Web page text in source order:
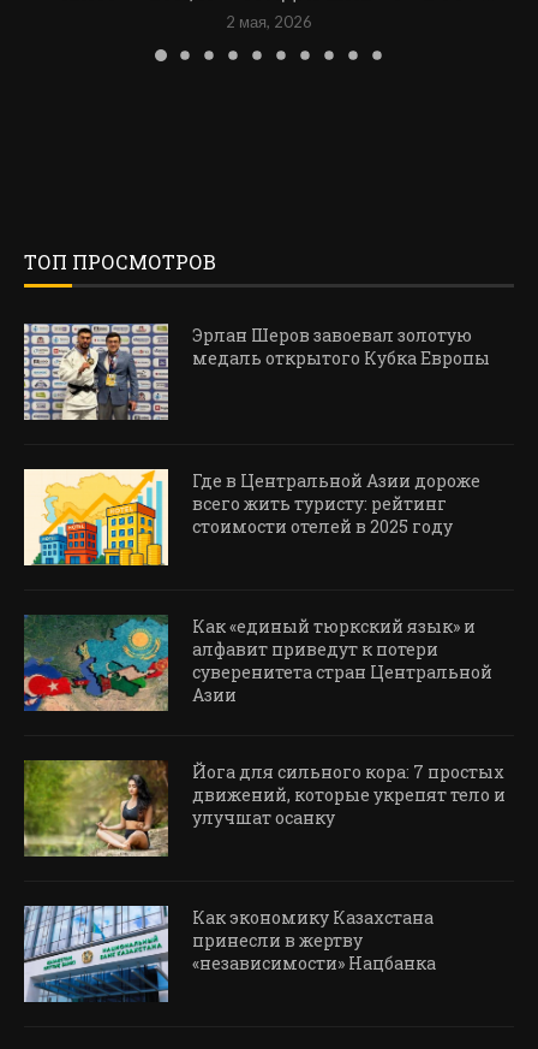
2 мая, 2026
ТОП ПРОСМОТРОВ
Эрлан Шеров завоевал золотую
медаль открытого Кубка Европы
Где в Центральной Азии дороже
всего жить туристу: рейтинг
стоимости отелей в 2025 году
Как «единый тюркский язык» и
алфавит приведут к потери
суверенитета стран Центральной
Азии
Йога для сильного кора: 7 простых
движений, которые укрепят тело и
улучшат осанку
Как экономику Казахстана
принесли в жертву
«независимости» Нацбанка